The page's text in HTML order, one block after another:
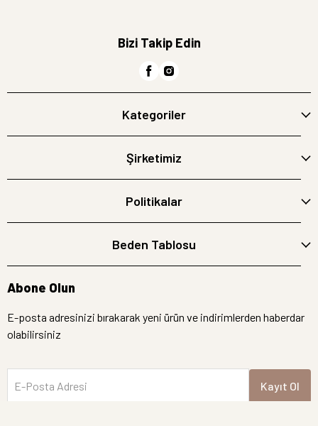
Bizi Takip Edin
Kategoriler
Şirketimiz
Politikalar
Beden Tablosu
Abone Olun
E-posta adresinizi bırakarak yeni ürün ve indirimlerden haberdar
olabilirsiniz
E-Posta Adresi Kayıt Ol